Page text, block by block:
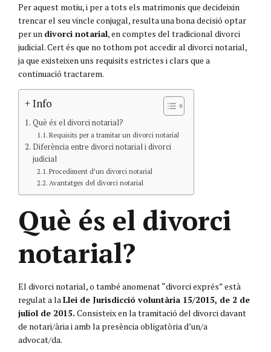
Per aquest motiu, i per a tots els matrimonis que decideixin
trencar el seu vincle conjugal, resulta una bona decisió optar
per un divorci notarial, en comptes del tradicional divorci
judicial. Cert és que no tothom pot accedir al divorci notarial,
ja que existeixen uns requisits estrictes i clars que a
continuació tractarem.
+ Info
Què és el divorci notarial?
Requisits per a tramitar un divorci notarial
Diferència entre divorci notarial i divorci
judicial
Procediment d’un divorci notarial
Avantatges del divorci notarial
Què és el divorci
notarial?
El divorci notarial, o també anomenat “divorci exprés” està
regulat a la Llei de Jurisdicció voluntària 15/2015, de 2 de
juliol de 2015. Consisteix en la tramitació del divorci davant
de notari/ària i amb la presència obligatòria d’un/a
advocat/da.